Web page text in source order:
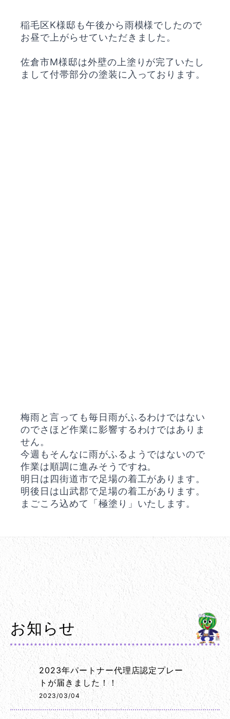
稲毛区K様邸も午後から雨模様でしたので
お昼で上がらせていただきました。
佐倉市M様邸は外壁の上塗りが完了いたし
まして付帯部分の塗装に入っております。
梅雨と言っても毎日雨がふるわけではない
のでさほど作業に影響するわけではありま
せん。
今週もそんなに雨がふるようではないので
作業は順調に進みそうですね。
明日は四街道市で足場の着工があります。
明後日は山武郡で足場の着工があります。
まごころ込めて「極塗り」いたします。
お知らせ
2023年パートナー代理店認定プレー
トが届きました！！
2023/03/04